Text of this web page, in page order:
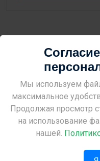
Site
Please
Kiti Apart
Кити,Ларнака В
€88 500 -
Мы используем
максимальное
Продолжая просмотр
на использование
нашей.